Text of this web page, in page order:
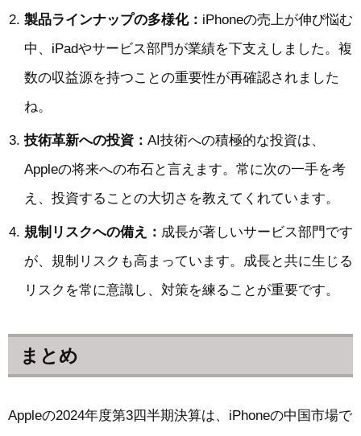
製品ラインナップの多様化： iPhoneの売上が伸び悩む
中、iPadやサービス部門が業績を下支えしました。複
数の収益源を持つことの重要性が再確認されました
ね。
技術革新への投資： AI技術への積極的な投資は、
Appleの将来への布石と言えます。常に次の一手を考
え、投資することの大切さを教えてくれています。
規制リスクへの備え： 成長が著しいサービス部門です
が、規制リスクも高まっています。成長と共に生じる
リスクを常に意識し、対策を練ることが重要です。
まとめ
Appleの2024年度第3四半期決算は、iPhoneの中国市場で